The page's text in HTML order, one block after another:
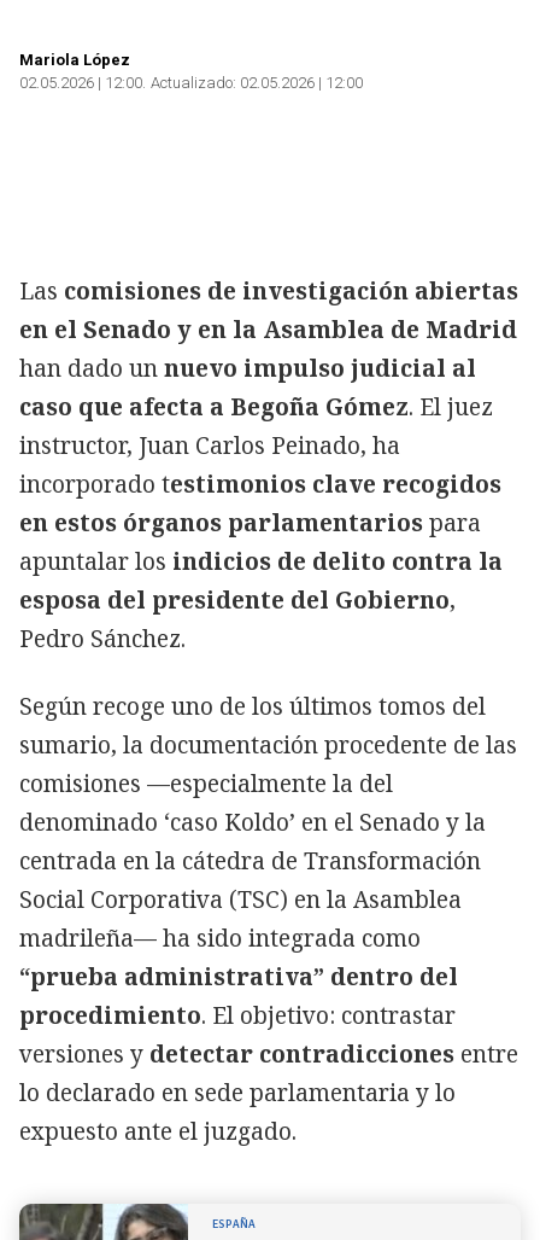
Mariola López
02.05.2026 | 12:00 Actualizado: 02.05.2026 | 12:00
Las comisiones de investigación abiertas
en el Senado y en la Asamblea de Madrid
han dado unnuevo impulso judicial al
caso que afecta a Begoña Gómez. El juez
instructor, Juan Carlos Peinado, ha
incorporado testimonios clave recogidos
en estos órganos parlamentariospara
apuntalar los indicios de delito contra la
esposa del presidente del Gobierno,
Pedro Sánchez.
Según recoge uno de los últimos tomos del
sumario, la documentación procedente de las
comisiones —especialmente la del
denominado ‘caso Koldo’ en el Senado y la
centrada en la cátedra de Transformación
Social Corporativa (TSC) en la Asamblea
madrileña— ha sido integrada como
“prueba administrativa” dentro del
procedimiento. El objetivo: contrastar
versiones y detectar contradicciones entre
lo declarado en sede parlamentaria y lo
expuesto ante el juzgado.
ESPAÑA